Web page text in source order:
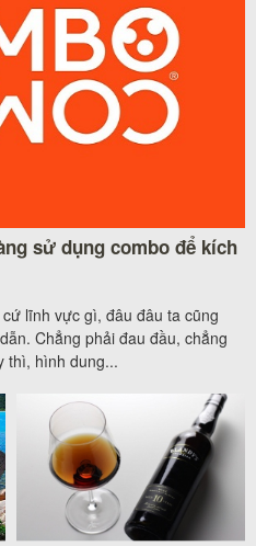
sử dụng combo để kích
lĩnh vực gì, đâu đâu ta cũng
Chẳng phải đau đầu, chẳng
thì, hình dung...